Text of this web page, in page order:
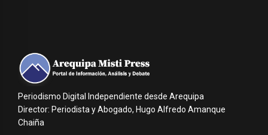
Periodismo Digital Independiente desde Arequipa
Director: Periodista y Abogado, Hugo Alfredo Amanque
Chaiña